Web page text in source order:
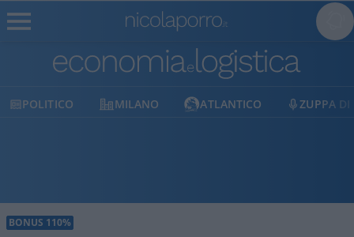
POLITICO MILANO ATLANTICO ZUPPA DI
BONUS 110%